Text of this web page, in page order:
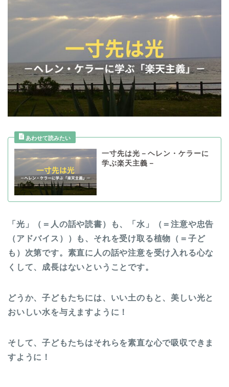
一寸先は光－ヘレン・ケラーに
学ぶ楽天主義－
「光」（＝人の話や読書）も、「水」（＝注意や忠告
（アドバイス））も、それを受け取る植物（＝子ど
も）次第です。素直に人の話や注意を受け入れる心な
くして、成長はないということです。
どうか、子どもたちには、いい土のもと、美しい光と
おいしい水を与えますように！
そして、子どもたちはそれらを素直な心で吸収できま
すように！